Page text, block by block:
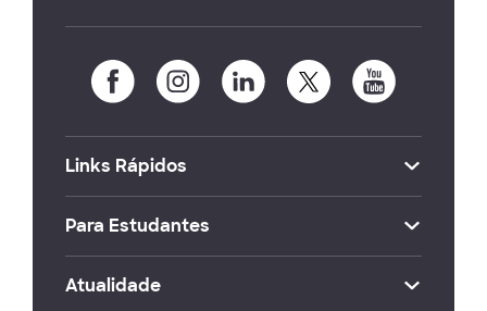
Links Rápidos
Para Estudantes
Atualidade